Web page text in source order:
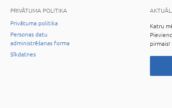
PRIVĀTUMA POLITIKA
Privātuma politika
Personas datu
administrēšanas forma
Sīkdatnes
Katru
pirmais!